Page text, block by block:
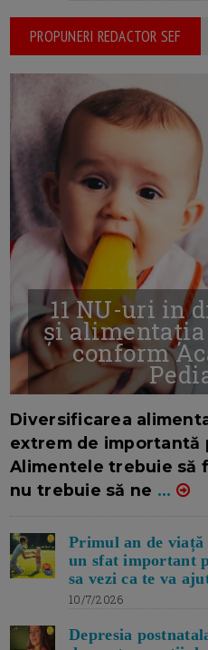
PROPUNERI REDACTOR SEF
11 NU-uri in
și
conform
Diversificarea
extrem de importantă
Alimentele trebuie să
nu trebuie să ne ...
Primul an de viață
un sfat important
sa vezi ca te va
10/7/2026
Depresia